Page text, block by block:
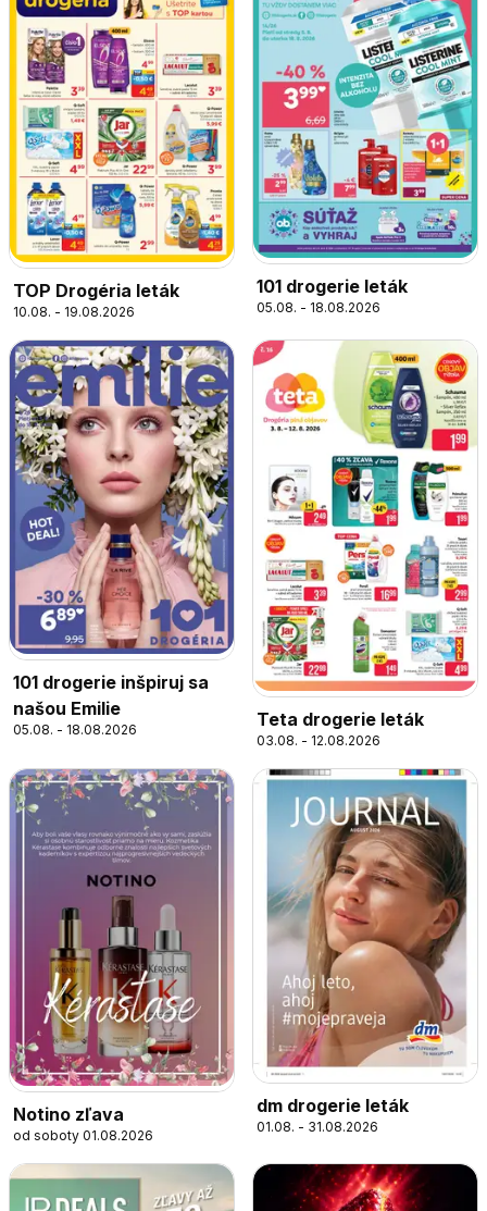
TOP Drogéria leták
10.08. - 19.08.2026
101 drogerie leták
05.08. - 18.08.2026
101 drogerie inšpiruj sa
našou Emilie
05.08. - 18.08.2026
Teta drogerie leták
03.08. - 12.08.2026
Notino zľava
od soboty 01.08.2026
dm drogerie leták
01.08. - 31.08.2026